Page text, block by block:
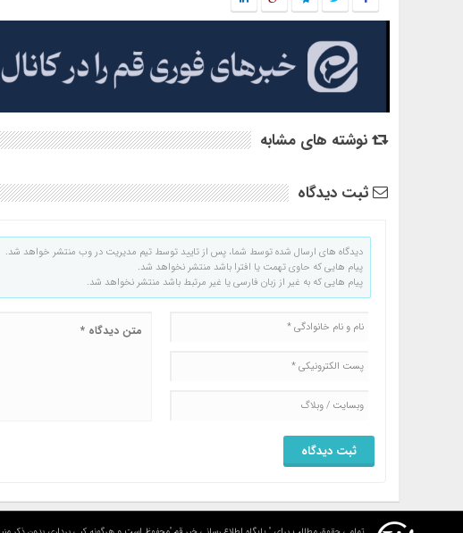
نوشته های مشابه
ثبت دیدگاه
دیدگاه های ارسال شده توسط شما، پس از تایید توسط تیم مدیریت در وب منتشر خواهد شد.
پیام هایی که حاوی تهمت یا افترا باشد منتشر نخواهد شد.
پیام هایی که به غیر از زبان فارسی یا غیر مرتبط باشد منتشر نخواهد شد.